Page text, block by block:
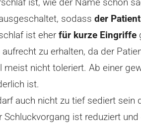
sodass der
ist eher für kurze Eingriffe
aufrecht zu erhalten, da der
meist nicht toleriert. Ab einer
ist.
auch nicht zu tief sediert
Schluckvorgang ist reduziert